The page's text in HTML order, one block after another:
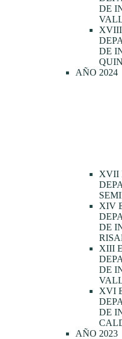
DE
DE
AÑO 2024
XVII
XIV
DE
XIII
DE
XVI
DE
AÑO 2023